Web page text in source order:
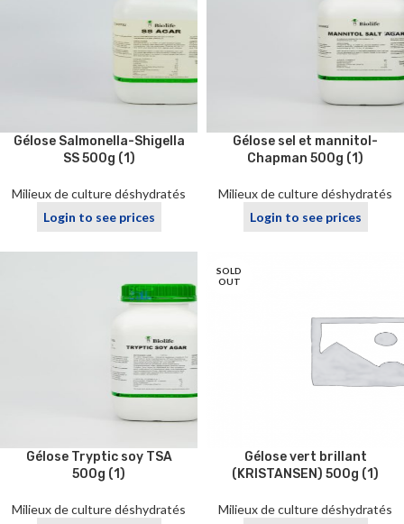
Gélose Salmonella-Shigella
SS 500g (1)
Milieux de culture déshydratés
Login to see prices
Gélose sel et mannitol-
Chapman 500g (1)
Milieux de culture déshydratés
Login to see prices
Gélose Tryptic soy TSA
500g (1)
Milieux de culture déshydratés
SOLD
OUT
Gélose vert brillant
(KRISTANSEN) 500g (1)
Milieux de culture déshydratés